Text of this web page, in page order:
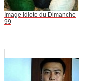
Image Idiote du Dimanche
99